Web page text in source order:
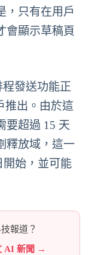
，只有在用戶
會顯示草稿頁
程發送功能正
推出。由於這
要超過 15 天
釋放域，這一
開始，並可能
報道？
AI 新聞 →